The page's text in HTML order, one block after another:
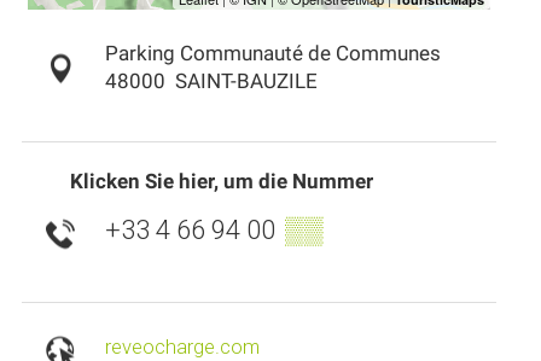
Parking Communauté de Communes
48000 SAINT-BAUZILE
Klicken Sie hier, um die Nummer
+33 4 66 94 00 ▒▒
reveocharge.com